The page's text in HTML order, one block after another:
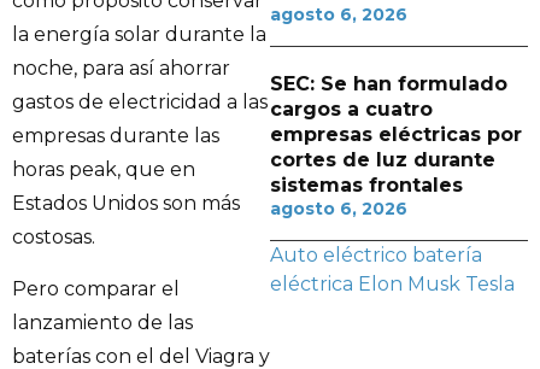
la energía solar durante la
noche, para así ahorrar
gastos de electricidad a las
empresas durante las
horas peak, que en
Estados Unidos son más
costosas.
Pero comparar el
lanzamiento de las
baterías con el del Viagra y
agosto 6, 2026
SEC: Se han formulado
cargos a cuatro
empresas eléctricas por
cortes de luz durante
sistemas frontales
agosto 6, 2026
Auto eléctrico batería
eléctrica Elon Musk Tesla